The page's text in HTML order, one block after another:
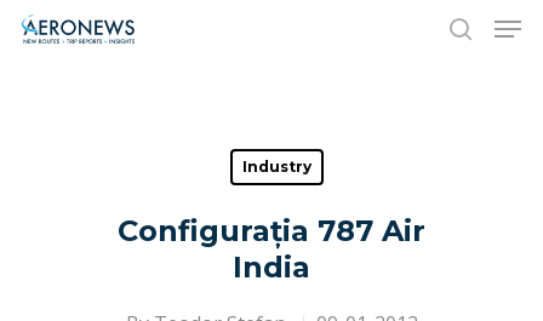
Hit enter to search or ESC to close
Industry
Configurația 787 Air
India